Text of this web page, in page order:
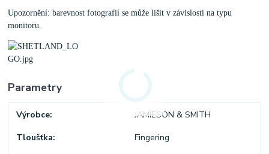
Upozornění: barevnost fotografií se může lišit v závislosti na typu
monitoru.
Parametry
Výrobce JAMIESON & SMITH
Tloušťka Fingering